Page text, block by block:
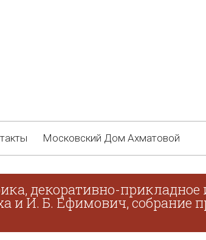
Московский Дом Ахматовой
декоративно-прикладное
и И. Б. Ефимович, собрание